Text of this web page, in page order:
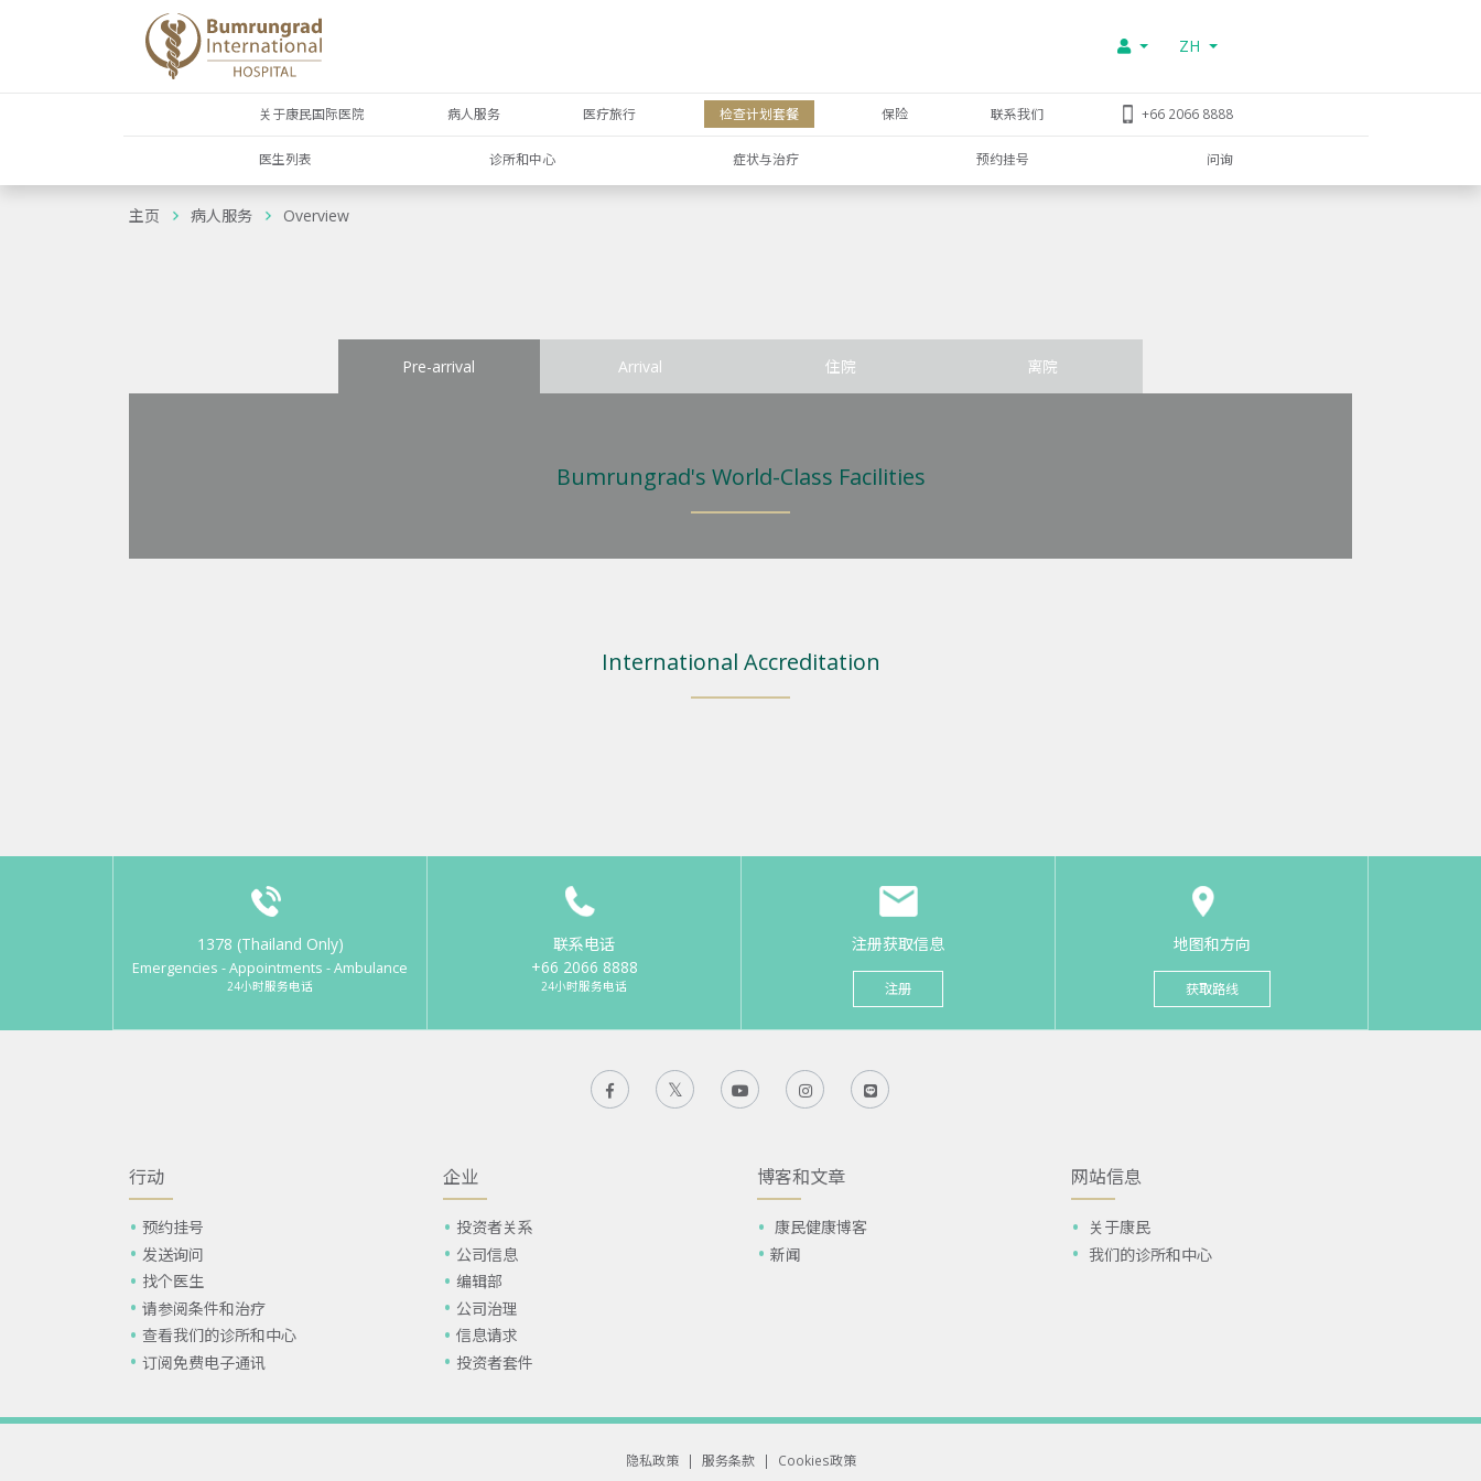
ZH
关于康民国际医院 病人服务 医疗旅行 检查计划套餐 保险 联系我们 +66 2066 8888
医生列表 诊所和中心 症状与治疗 预约挂号 问询
主页 病人服务 Overview
Pre-arrival Arrival 住院 离院
Bumrungrad's World-Class Facilities
International Accreditation
1378 (Thailand Only)
Emergencies - Appointments - Ambulance
24小时服务电话
联系电话
+66 2066 8888
24小时服务电话
注册获取信息
注册
地图和方向
获取路线
行动
预约挂号
发送询问
找个医生
请参阅条件和治疗
查看我们的诊所和中心
订阅免费电子通讯
企业
投资者关系
公司信息
编辑部
公司治理
信息请求
投资者套件
博客和文章
康民健康博客
新闻
网站信息
关于康民
我们的诊所和中心
隐私政策 | 服务条款 | Cookies政策